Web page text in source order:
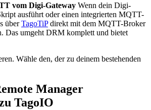
vom Digi-Gateway Wenn dein Digi-
ausführt oder einen integrierten MQTT-
überTagoTiPdirekt mit dem MQTT-Broker
Das umgeht DRM komplett und bietet
Wähle den, der zu deinem bestehenden
Manager
TagoIO